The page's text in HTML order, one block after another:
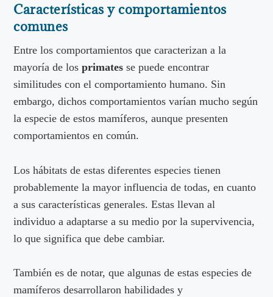
Características y comportamientos
comunes
Entre los comportamientos que caracterizan a la
mayoría de losprimates se puede encontrar
similitudes con el comportamiento humano. Sin
embargo, dichos comportamientos varían mucho según
la especie de estos mamíferos, aunque presenten
comportamientos en común.
Los hábitats de estas diferentes especies tienen
probablemente la mayor influencia de todas, en cuanto
a sus características generales. Estas llevan al
individuo a adaptarse a su medio por la supervivencia,
lo que significa que debe cambiar.
También es de notar, que algunas de estas especies de
mamíferos desarrollaron habilidades y